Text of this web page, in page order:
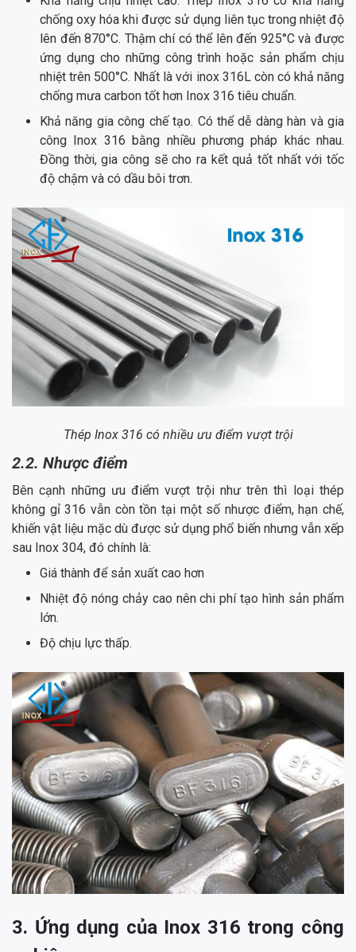
chống oxy hóa khi được sử dụng liên tục trong nhiệt độ
lên đến 870°C. Thậm chí có thể lên đến 925°C và được
ứng dụng cho những công trình hoặc sản phẩm chịu
nhiệt trên 500°C. Nhất là với inox 316L còn có khả năng
chống mưa carbon tốt hơn Inox 316 tiêu chuẩn.
Khả năng gia công chế tạo. Có thể dễ dàng hàn và gia
công Inox 316 bằng nhiều phương pháp khác nhau.
Đồng thời, gia công sẽ cho ra kết quả tốt nhất với tốc
độ chậm và có dầu bôi trơn.
Thép Inox 316 có nhiều ưu điểm vượt trội
2.2. Nhược điểm
Bên cạnh những ưu điểm vượt trội như trên thì loại thép
không gỉ 316 vẫn còn tồn tại một số nhược điểm, hạn chế,
khiến vật liệu mặc dù được sử dụng phổ biến nhưng vẫn xếp
sau Inox 304, đó chính là:
Giá thành để sản xuất cao hơn
Nhiệt độ nóng chảy cao nên chi phí tạo hình sản phẩm
lớn.
Độ chịu lực thấp.
3. Ứng dụng của Inox 316 trong công